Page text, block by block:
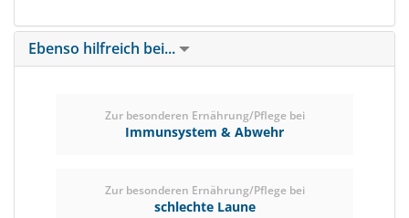
Ebenso hilfreich bei...
Zur besonderen Ernährung/Pflege bei
Immunsystem & Abwehr
Zur besonderen Ernährung/Pflege bei
schlechte Laune